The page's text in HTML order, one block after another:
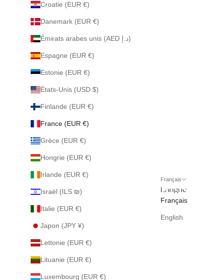
Croatie (EUR €)
Danemark (EUR €)
Émirats arabes unis (AED د.إ)
Espagne (EUR €)
Estonie (EUR €)
États-Unis (USD $)
Finlande (EUR €)
France (EUR €)
Grèce (EUR €)
Hongrie (EUR €)
Irlande (EUR €)
Israël (ILS ₪)
Italie (EUR €)
Japon (JPY ¥)
Lettonie (EUR €)
Lituanie (EUR €)
Luxembourg (EUR €)
Français
Langue
Français
English